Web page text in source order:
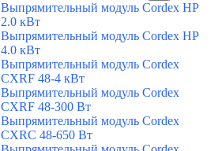
Выпрямительный модуль Cordex HP
2.0 кВт
Выпрямительный модуль Cordex HP
4.0 кВт
Выпрямительный модуль Cordex
CXRF 48-4 кВт
Выпрямительный модуль Cordex
CXRF 48-300 Вт
Выпрямительный модуль Cordex
CXRС 48-650 Вт